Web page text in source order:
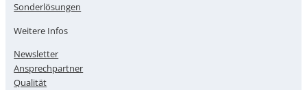
Sonderlösungen
Weitere Infos
Newsletter
Ansprechpartner
Qualität